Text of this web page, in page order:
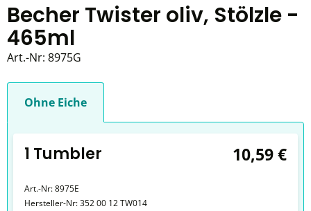
Becher Twister oliv, Stölzle -
465ml
Art.-Nr: 8975G
Ohne Eiche
1 Tumbler 10,59 €
Art.-Nr:8975E
Hersteller-Nr:352 00 12 TW014